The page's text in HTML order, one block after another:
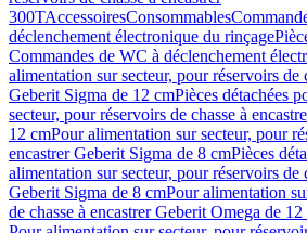
300TAccessoiresConsommables
déclenchement électronique du rinçage
Commandes de WC à déclenchement
alimentation sur secteur, pour réservoirs de
Geberit Sigma de 12 cmPièces détachées
secteur, pour réservoirs de chasse à
12 cmPour alimentation sur secteur, pour
encastrer Geberit Sigma de 8 cmPièces
alimentation sur secteur, pour réservoirs de
Geberit Sigma de 8 cmPour alimentation
de chasse à encastrer Geberit Omega de 12